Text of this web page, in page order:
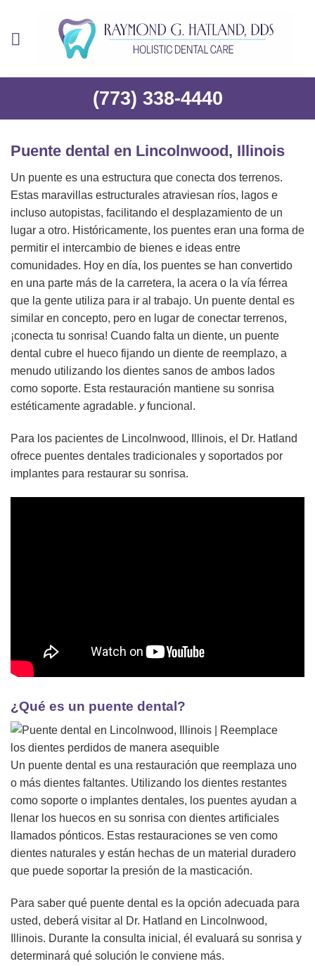
contenido
(773) 338-4440
Puente dental en Lincolnwood, Illinois
Un puente es una estructura que conecta dos terrenos.
Estas maravillas estructurales atraviesan ríos, lagos e
incluso autopistas, facilitando el desplazamiento de un
lugar a otro. Históricamente, los puentes eran una forma de
permitir el intercambio de bienes e ideas entre
comunidades. Hoy en día, los puentes se han convertido
en una parte más de la carretera, la acera o la vía férrea
que la gente utiliza para ir al trabajo. Un puente dental es
similar en concepto, pero en lugar de conectar terrenos,
¡conecta tu sonrisa! Cuando falta un diente, un puente
dental cubre el hueco fijando un diente de reemplazo, a
menudo utilizando los dientes sanos de ambos lados
como soporte. Esta restauración mantiene su sonrisa
estéticamente agradable. yfuncional.
Para los pacientes de Lincolnwood, Illinois, el Dr. Hatland
ofrece puentes dentales tradicionales y soportados por
implantes para restaurar su sonrisa.
¿Qué es un puente dental?
Un puente dental es una restauración que reemplaza uno
o más dientes faltantes. Utilizando los dientes restantes
como soporte o implantes dentales, los puentes ayudan a
llenar los huecos en su sonrisa con dientes artificiales
llamados pónticos. Estas restauraciones se ven como
dientes naturales y están hechas de un material duradero
que puede soportar la presión de la masticación.
Para saber qué puente dental es la opción adecuada para
usted, deberá visitar al Dr. Hatland en Lincolnwood,
Illinois. Durante la consulta inicial, él evaluará su sonrisa y
determinará qué solución le conviene más.